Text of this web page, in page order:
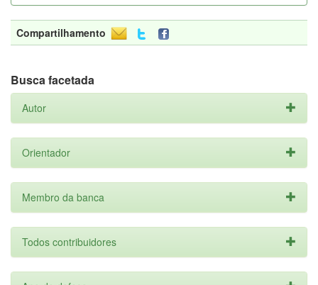
Compartilhamento
Busca facetada
Autor
Orientador
Membro da banca
Todos contribuidores